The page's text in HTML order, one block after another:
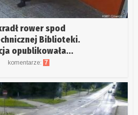
rower spod
Biblioteki.
opublikowała...
komentarze: 7